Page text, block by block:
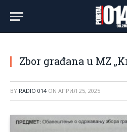
Zbor građana u MZ
BY RADIO 014 ON АПРИЛ 25, 2025